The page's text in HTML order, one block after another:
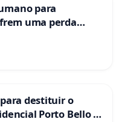
para
uma perda
destituir o
Porto Bello -